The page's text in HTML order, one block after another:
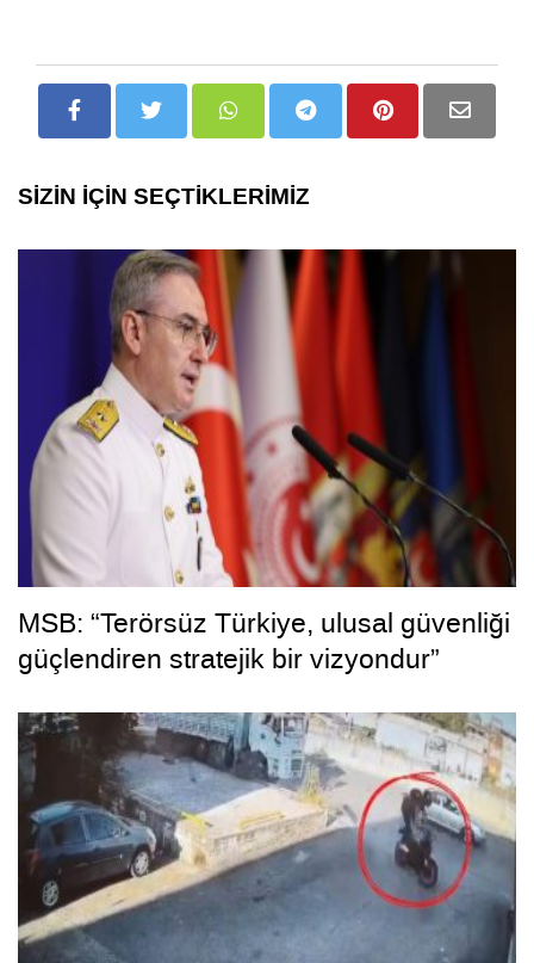
SİZİN İÇİN SEÇTİKLERİMİZ
MSB: “Terörsüz Türkiye, ulusal güvenliği
güçlendiren stratejik bir vizyondur”